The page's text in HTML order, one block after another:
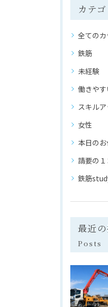
カテ
全ての
鉄筋
未経験
働きやす
スキル
女性
本日の
請要の
鉄筋
最近
Posts